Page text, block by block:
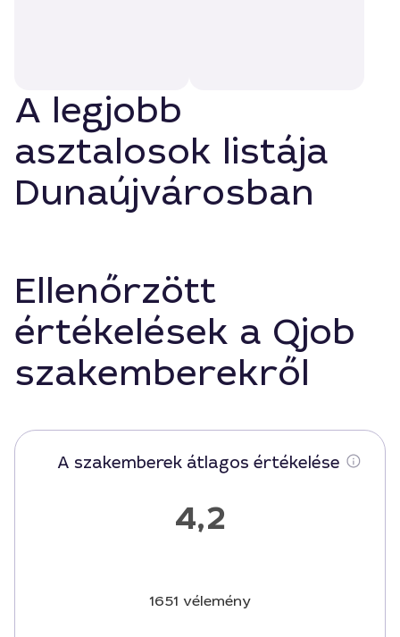
A legjobb
asztalosok listája
Dunaújvárosban
Ellenőrzött
értékelések a Qjob
szakemberekről
A szakemberek átlagos értékelése
4,2
1651 vélemény